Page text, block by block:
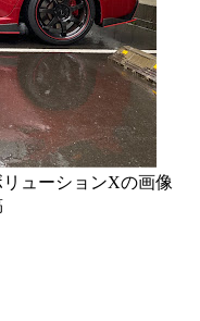
ューションXの画像